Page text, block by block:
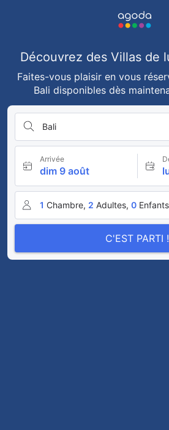
Découvrez des Villas de
Faites-vous plaisir en vous
Bali disponibles dès
Bali
Arrivée
dim 9 août
1 Chambre, 2 Adultes, 0 Enfants
C'EST PARTI !